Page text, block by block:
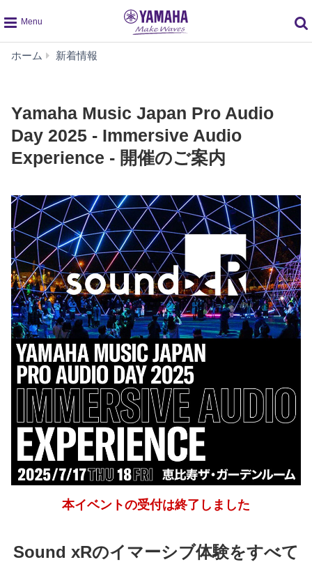
global
navigation
ホーム 新着情報
Audio
Day
2025
-
Experience
-
開
催
の
ご
案
内
Yamaha Music Japan Pro Audio
Day 2025 - Immersive Audio
Experience - 開催のご案内
本イベントの受付は終了しました
Sound xRのイマーシブ体験をすべて